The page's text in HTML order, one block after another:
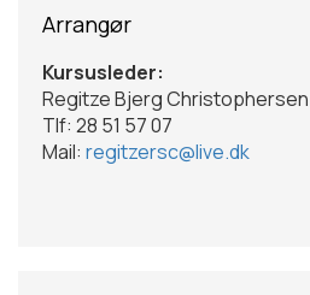
Arrangør
Kursusleder:
Regitze Bjerg Christophersen
Tlf: 28 51 57 07
Mail: regitzersc@live.dk